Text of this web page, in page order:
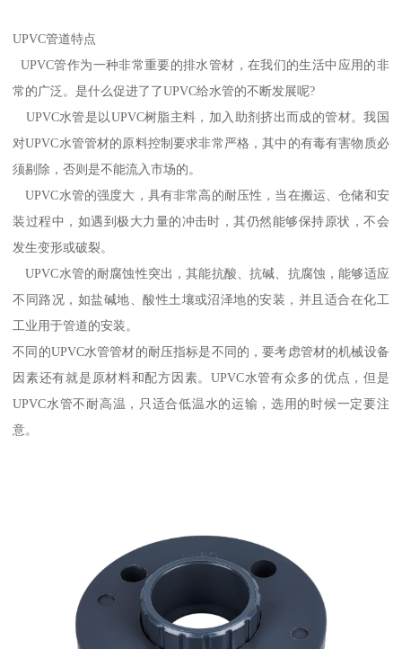
UPVC管道特点
UPVC管作为一种非常重要的排水管材，在我们的生活中应用的非
常的广泛。是什么促进了了UPVC给水管的不断发展呢?
UPVC水管是以UPVC树脂主料，加入助剂挤出而成的管材。我国
对UPVC水管管材的原料控制要求非常严格，其中的有毒有害物质必
须剔除，否则是不能流入市场的。
UPVC水管的强度大，具有非常高的耐压性，当在搬运、仓储和安
装过程中，如遇到极大力量的冲击时，其仍然能够保持原状，不会
发生变形或破裂。
UPVC水管的耐腐蚀性突出，其能抗酸、抗碱、抗腐蚀，能够适应
不同路况，如盐碱地、酸性土壤或沼泽地的安装，并且适合在化工
工业用于管道的安装。
不同的UPVC水管管材的耐压指标是不同的，要考虑管材的机械设备
因素还有就是原材料和配方因素。UPVC水管有众多的优点，但是
UPVC水管不耐高温，只适合低温水的运输，选用的时候一定要注
意。